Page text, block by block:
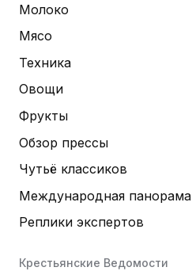
Молоко
Мясо
Техника
Овощи
Фрукты
Обзор прессы
Чутьё классиков
Международная панорама
Реплики экспертов
Крестьянские Ведомости